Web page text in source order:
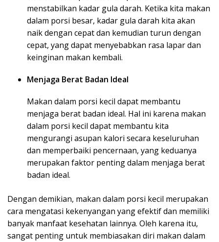
menstabilkan kadar gula darah. Ketika kita makan
dalam porsi besar, kadar gula darah kita akan
naik dengan cepat dan kemudian turun dengan
cepat, yang dapat menyebabkan rasa lapar dan
keinginan makan kembali.
Menjaga Berat Badan Ideal
Makan dalam porsi kecil dapat membantu
menjaga berat badan ideal. Hal ini karena makan
dalam porsi kecil dapat membantu kita
mengurangi asupan kalori secara keseluruhan
dan memperbaiki pencernaan, yang keduanya
merupakan faktor penting dalam menjaga berat
badan ideal.
Dengan demikian, makan dalam porsi kecil merupakan
cara mengatasi kekenyangan yang efektif dan memiliki
banyak manfaat kesehatan lainnya. Oleh karena itu,
sangat penting untuk membiasakan diri makan dalam